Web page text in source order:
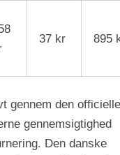
37 kr 895
gennem den officielle
gennemsigtighed
Den danske